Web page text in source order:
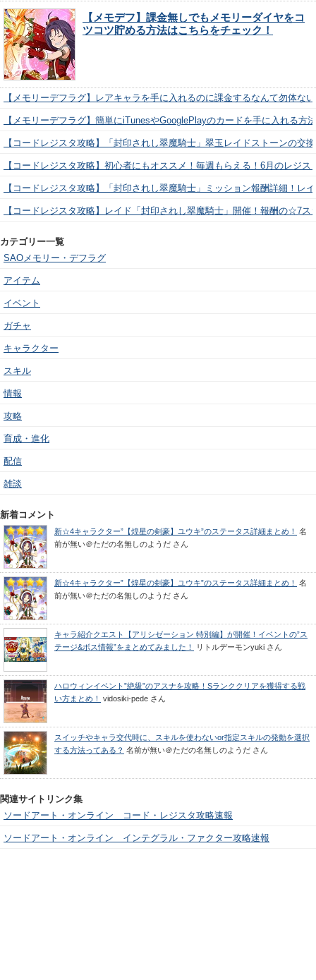
【メモデフ】課金無しでもメモリーダイヤをコ
ツコツ貯める方法はこちらをチェック！
【メモリーデフラグ】レアキャラを手に入れるのに課金するなんて勿体な
【メモリーデフラグ】簡単にiTunesやGooglePlayのカードを手に入れる方
【コードレジスタ攻略】「封印されし翠魔騎士」翠玉レイドストーンの交
【コードレジスタ攻略】初心者にもオススメ！毎週もらえる！6月のレジ
【コードレジスタ攻略】「封印されし翠魔騎士」ミッション報酬詳細！レ
【コードレジスタ攻略】レイド「封印されし翠魔騎士」開催！報酬の☆7
カテゴリー一覧
SAOメモリー・デフラグ
アイテム
イベント
ガチャ
キャラクター
スキル
情報
攻略
育成・進化
配信
雑談
新着コメント
新☆4キャラクター”【煌星の剣豪】ユウキ”のステータス詳細まとめ！
名
前が無い＠ただの名無しのようだ さん
新☆4キャラクター”【煌星の剣豪】ユウキ”のステータス詳細まとめ！
名
前が無い＠ただの名無しのようだ さん
キャラ紹介クエスト【アリシゼーション 特別編】が開催！イベントの”ス
テージ&ボス情報”をまとめてみました！
リトルデーモンyuki さん
ハロウィンイベント”絶級”のアスナを攻略！Sランククリアを獲得する戦
い方まとめ！
vidosiki-pede さん
スイッチやキャラ交代時に、スキルを使わないor指定スキルの発動を選択
する方法ってある？ 名前が無い＠ただの名無しのようだ さん
関連サイトリンク集
ソードアート・オンライン コード・レジスタ攻略速報
ソードアート・オンライン インテグラル・ファクター攻略速報